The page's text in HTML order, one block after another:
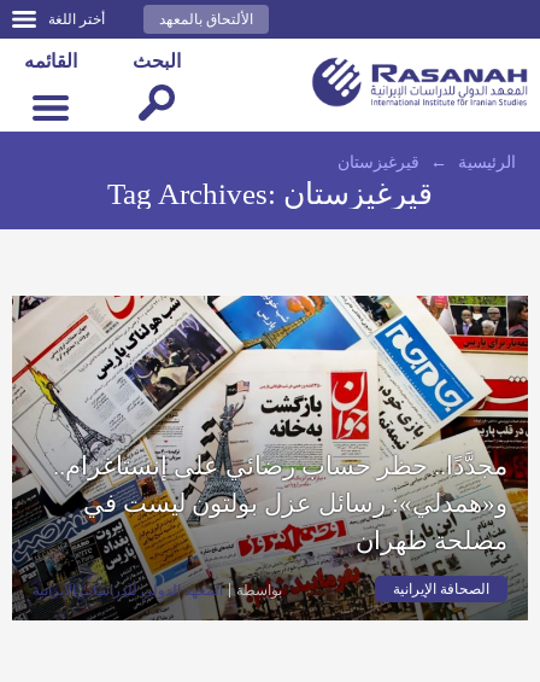
أختر اللغة الألتحاق بالمعهد
القائمه البحث
الرئيسية ← قيرغيزستان
Tag Archives: قيرغيزستان
مجدَّدًا.. حظر حساب رضائي على إنستاغرام..
و«همدلي»: رسائل عزل بولتون ليست في
مصلحة طهران
الصحافة الإيرانية بواسطة المعهد الدولي للدراسات الإيرانية